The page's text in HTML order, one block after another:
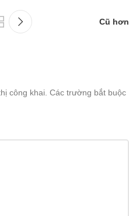
Cũ hơn
công khai. Các trường bắt buộc